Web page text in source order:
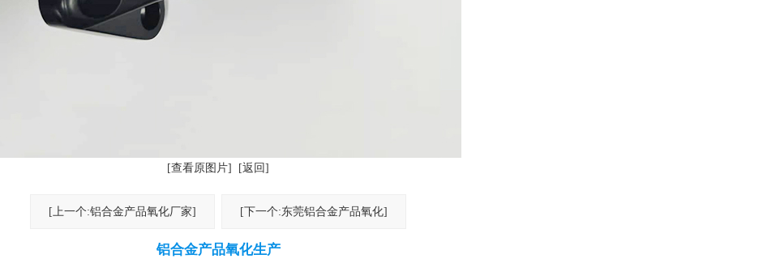
[查看原图片] [返回]
[上一个:铝合金产品氧化厂家] [下一个:东莞铝合金产品氧化]
铝合金产品氧化生产